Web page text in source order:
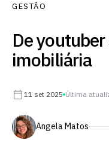
GESTÃO
De
imobiliária
11 set 2025 Última
Angela Matos